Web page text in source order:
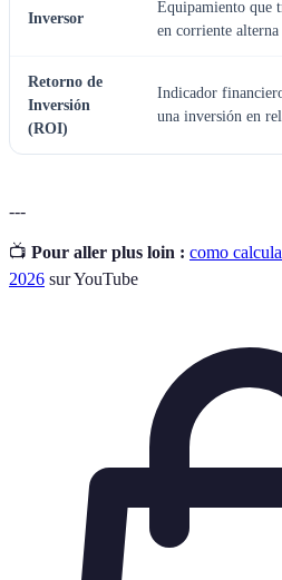
Inversor
Equipamiento que
en corriente
Retorno de
Inversión
(ROI)
Indicador
una inversión en
---
📺 Pour aller plus loin : como
2026 sur YouTube